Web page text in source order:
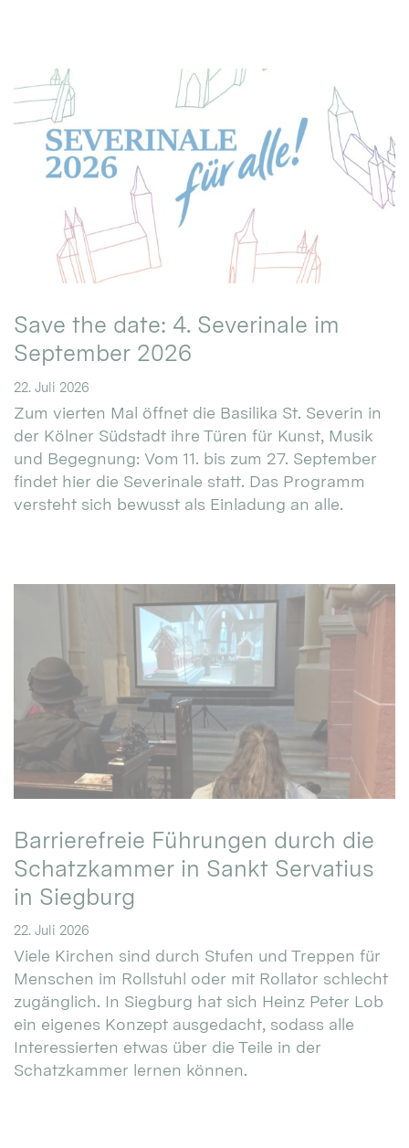
Save the date: 4. Severinale im
September 2026
22. Juli 2026
Zum vierten Mal öffnet die Basilika St. Severin in
der Kölner Südstadt ihre Türen für Kunst, Musik
und Begegnung: Vom 11. bis zum 27. September
findet hier die Severinale statt. Das Programm
versteht sich bewusst als Einladung an alle.
Barrierefreie Führungen durch die
Schatzkammer in Sankt Servatius
in Siegburg
22. Juli 2026
Viele Kirchen sind durch Stufen und Treppen für
Menschen im Rollstuhl oder mit Rollator schlecht
zugänglich. In Siegburg hat sich Heinz Peter Lob
ein eigenes Konzept ausgedacht, sodass alle
Interessierten etwas über die Teile in der
Schatzkammer lernen können.